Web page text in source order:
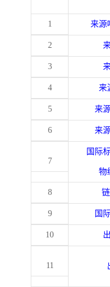
1 来源
2
3
4 来
5 来
6 来
7
国际
物
8
9 国
10
11